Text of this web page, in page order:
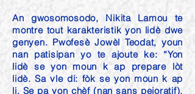
An gwosomosodo, Nikita Lamou te
montre tout karakteristik yon lidè dwe
genyen. Pwofesè Jowèl Teodat, youn
nan patisipan yo te ajoute ke: “Yon
lidè se yon moun k ap prepare lòt
lidè. Sa vle di: fòk se yon moun k ap
li. Se pa yon chèf (nan sans pejoratif).